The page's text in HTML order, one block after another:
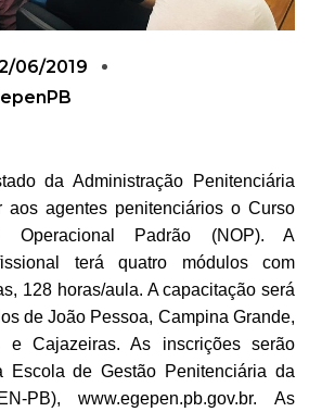
06/2019
da Administração Penitenciária
aos agentes penitenciários o Curso
Operacional Padrão (NOP). A
terá quatro módulos com
128 horas/aula. A capacitação será
de João Pessoa, Campina Grande,
e Cajazeiras. As inscrições serão
de Gestão Penitenciária da
PB), www.egepen.pb.gov.br. As